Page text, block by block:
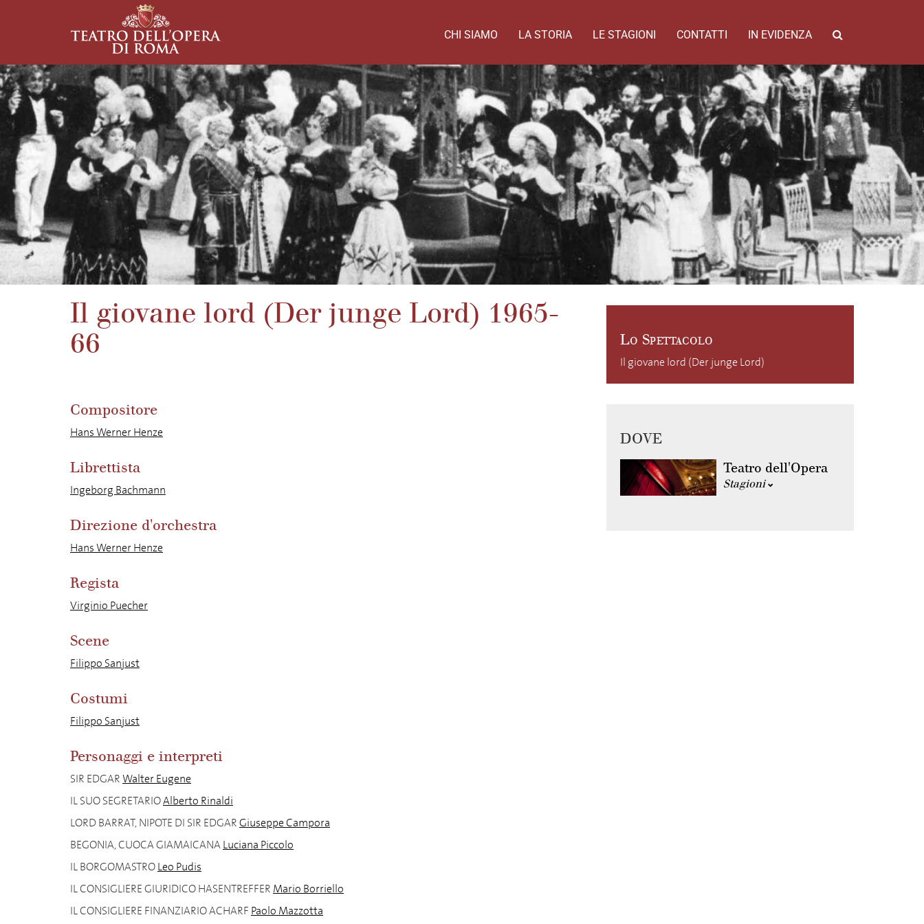
CHI SIAMO LA STORIA LE STAGIONI CONTATTI IN EVIDENZA
Il giovane lord (Der junge Lord) 1965-
66
Compositore
Hans Werner Henze
Librettista
Ingeborg Bachmann
Direzione d'orchestra
Hans Werner Henze
Regista
Virginio Puecher
Scene
Filippo Sanjust
Costumi
Filippo Sanjust
Personaggi e interpreti
SIR EDGARWalter Eugene
IL SUO SEGRETARIOAlberto Rinaldi
LORD BARRAT, NIPOTE DI SIR EDGARGiuseppe Campora
BEGONIA, CUOCA GIAMAICANALuciana Piccolo
IL BORGOMASTROLeo Pudis
IL CONSIGLIERE GIURIDICO HASENTREFFER Mario Borriello
IL CONSIGLIERE FINANZIARIO ACHARF Paolo Mazzotta
Lo Spettacolo
Il giovane lord (Der junge Lord)
DOVE
Teatro dell'Opera
Stagioni